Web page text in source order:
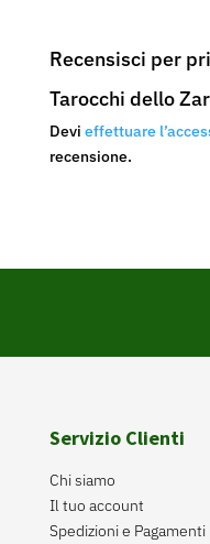
Recensisci per
Tarocchi dello
Devi effettuare
recensione.
Servizio Clienti
Chi siamo
Il tuo account
Spedizioni e Pagamenti